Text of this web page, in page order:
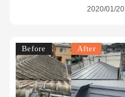
2020/01/20
Before After